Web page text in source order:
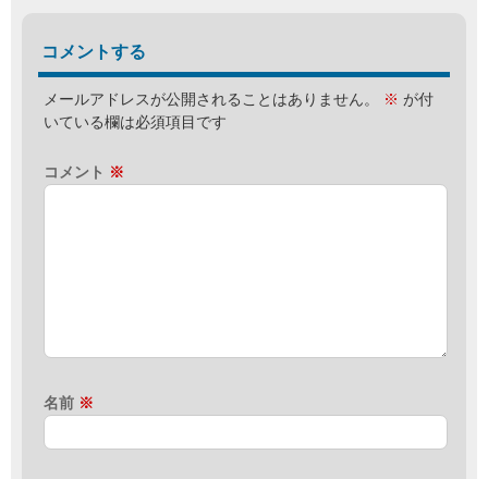
コメントする
メールアドレスが公開されることはありません。 ※ が付
いている欄は必須項目です
コメント ※
名前 ※